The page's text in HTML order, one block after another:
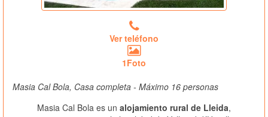
Ver teléfono
1Foto
Masia Cal Bola, Casa completa - Máximo 16 personas
Masia Cal Bola es un alojamiento rural de Lleida,